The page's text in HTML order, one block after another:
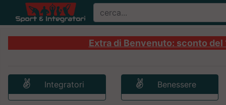
Extra di Benvenuto: sconto
Integratori Benessere